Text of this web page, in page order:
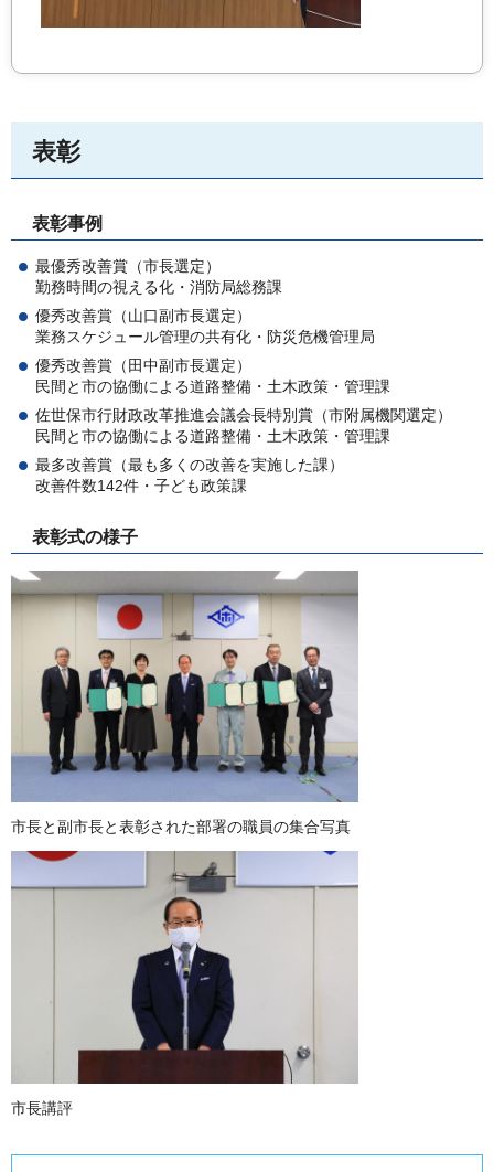
表彰
表彰事例
最優秀改善賞（市長選定）
勤務時間の視える化・消防局総務課
優秀改善賞（山口副市長選定）
業務スケジュール管理の共有化・防災危機管理局
優秀改善賞（田中副市長選定）
民間と市の協働による道路整備・土木政策・管理課
佐世保市行財政改革推進会議会長特別賞（市附属機関選定）
民間と市の協働による道路整備・土木政策・管理課
最多改善賞（最も多くの改善を実施した課）
改善件数142件・子ども政策課
表彰式の様子
市長と副市長と表彰された部署の職員の集合写真
市長講評